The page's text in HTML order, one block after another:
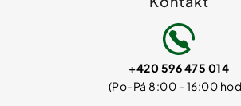
+420 596 475 014